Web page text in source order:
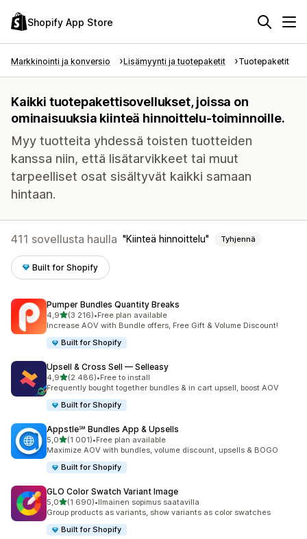
Shopify App Store
Markkinointi ja konversio Lisämyynti ja tuotepaketit Tuotepaketit
Kaikki tuotepakettisovellukset, joissa on
ominaisuuksia kiinteä hinnoittelu-toiminnoille.
Myy tuotteita yhdessä toisten tuotteiden
kanssa niin, että lisätarvikkeet tai muut
tarpeelliset osat sisältyvät kaikki samaan
hintaan.
411 sovellusta haulla Kiinteä hinnoittelu Tyhjennä
Built for Shopify
Pumper Bundles Quantity Breaks
4,9/ 5 tähteä
(3 216)
3216 arvostelua yhteensä
•Free plan available
Increase AOV with Bundle offers, Free Gift & Volume Discount!
Built for Shopify
Upsell & Cross Sell — Selleasy
4,9/ 5 tähteä
(2 486)
2486 arvostelua yhteensä
•Free to install
Frequently bought together bundles & in cart upsell, boost AOV
Built for Shopify
Appstle℠ Bundles App & Upsells
5,0/ 5 tähteä
(1 001)
1001 arvostelua yhteensä
•Free plan available
Maximize AOV with bundles, volume discount, upsells & BOGO
Built for Shopify
GLO Color Swatch Variant Image
5,0/ 5 tähteä
(1 690)
1690 arvostelua yhteensä
•Ilmainen sopimus saatavilla
Group products as variants, show variants as color swatches
Built for Shopify